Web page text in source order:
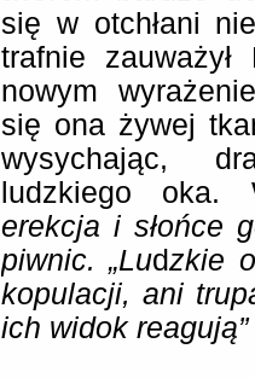
się w otchłani
trafnie
nowym
się ona żywej
wysychając,
ludzkiego oka.
erekcja i słońce
piwnic. „Ludzkie
kopulacji, ani
ich widok